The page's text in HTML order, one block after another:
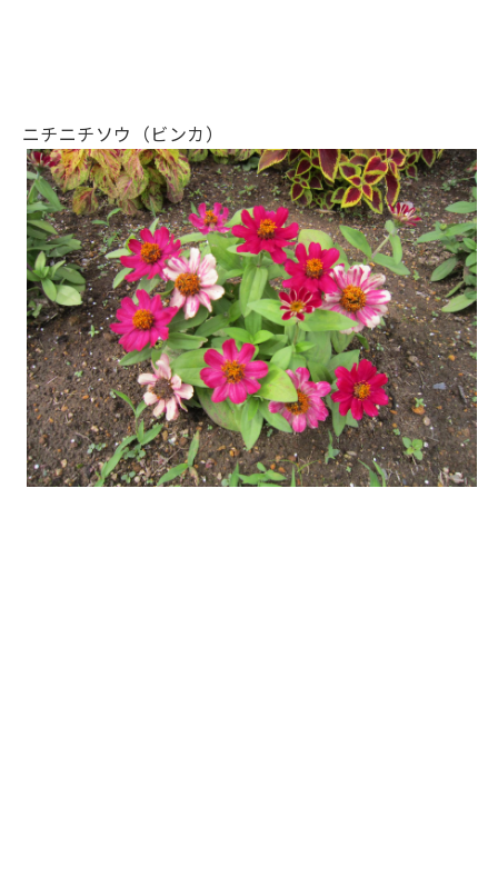
ニチニチソウ（ビンカ）